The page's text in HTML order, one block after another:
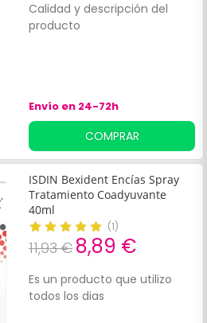
Calidad y descripción del
producto
Envío en 24-72h
COMPRAR
ISDIN Bexident Encías Spray
Tratamiento Coadyuvante
40ml
(1)
11,93 € 8,89 €
Es un producto que utilizo
todos los dias